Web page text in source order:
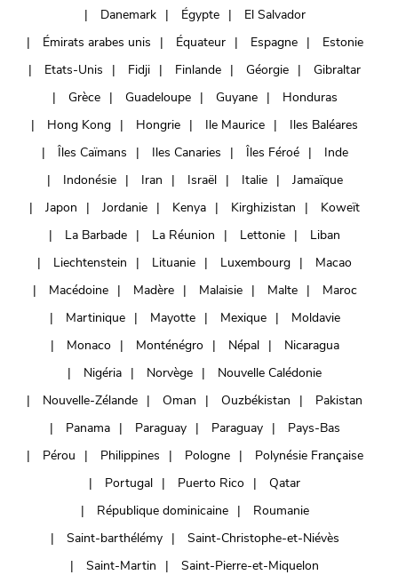
Danemark
Égypte
El Salvador
Émirats arabes unis
Équateur Espagne
Estonie
Etats-Unis
Fidji Finlande Géorgie
Gibraltar
Grèce
Guadeloupe Guyane
Honduras
Hong Kong
Hongrie Ile Maurice
Iles Baléares
Îles Caïmans
Iles Canaries Îles Féroé
Inde
Indonésie
Iran Israël Italie
Jamaïque
Japon
Jordanie Kenya Kirghizistan
Koweït
La Barbade
La Réunion Lettonie
Liban
Liechtenstein
Lituanie Luxembourg
Macao
Macédoine
Madère Malaisie Malte
Maroc
Martinique
Mayotte Mexique
Moldavie
Monaco
Monténégro Népal
Nicaragua
Nigéria
Norvège
Nouvelle Calédonie
Nouvelle-Zélande
Oman Ouzbékistan
Pakistan
Panama
Paraguay Paraguay
Pays-Bas
Pérou
Philippines Pologne
Polynésie Française
Portugal
Puerto Rico
Qatar
République dominicaine
Roumanie
Saint-barthélémy
Saint-Christophe-et-Niévès
Saint-Martin
Saint-Pierre-et-Miquelon